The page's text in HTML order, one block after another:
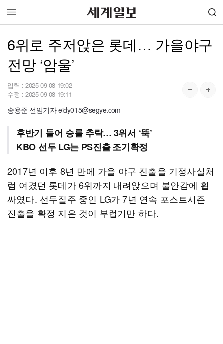
6위로 주저앉은 롯데… 가을야구
전망 ‘암울’
입력 : 2025-09-08 19:02
수정 : 2025-09-08 19:11
송용준 선임기자 eidy015@segye.com
후반기 들어 승률 추락… 3위서 ‘뚝’
KBO 선두 LG는 PS진출 조기확정
2017년 이후 8년 만에 가을 야구 진출을 기정사실처
럼 여겼던 롯데가 6위까지 내려앉으며 불안감에 휩
싸였다. 선두질주 중인 LG가 7년 연속 포스트시즌
진출을 확정 지은 것이 부럽기만 하다.